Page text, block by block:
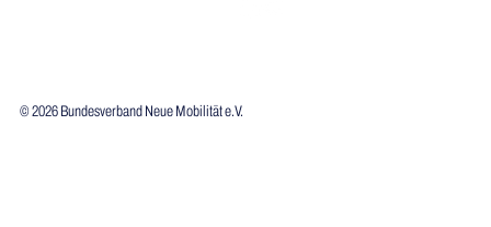
© 2026 Bundesverband Neue Mobilität e.V.